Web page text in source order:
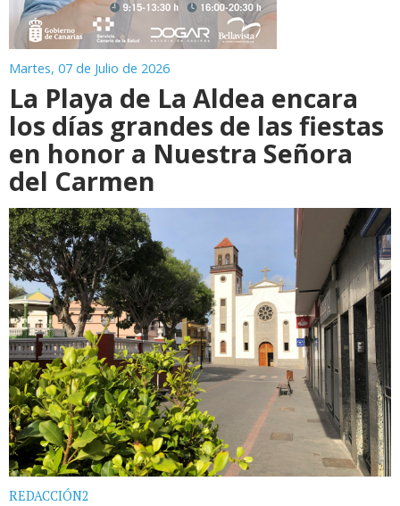
Martes, 07 de Julio de 2026
La Playa de La Aldea encara
los días grandes de las fiestas
en honor a Nuestra Señora
del Carmen
REDACCIÓN2